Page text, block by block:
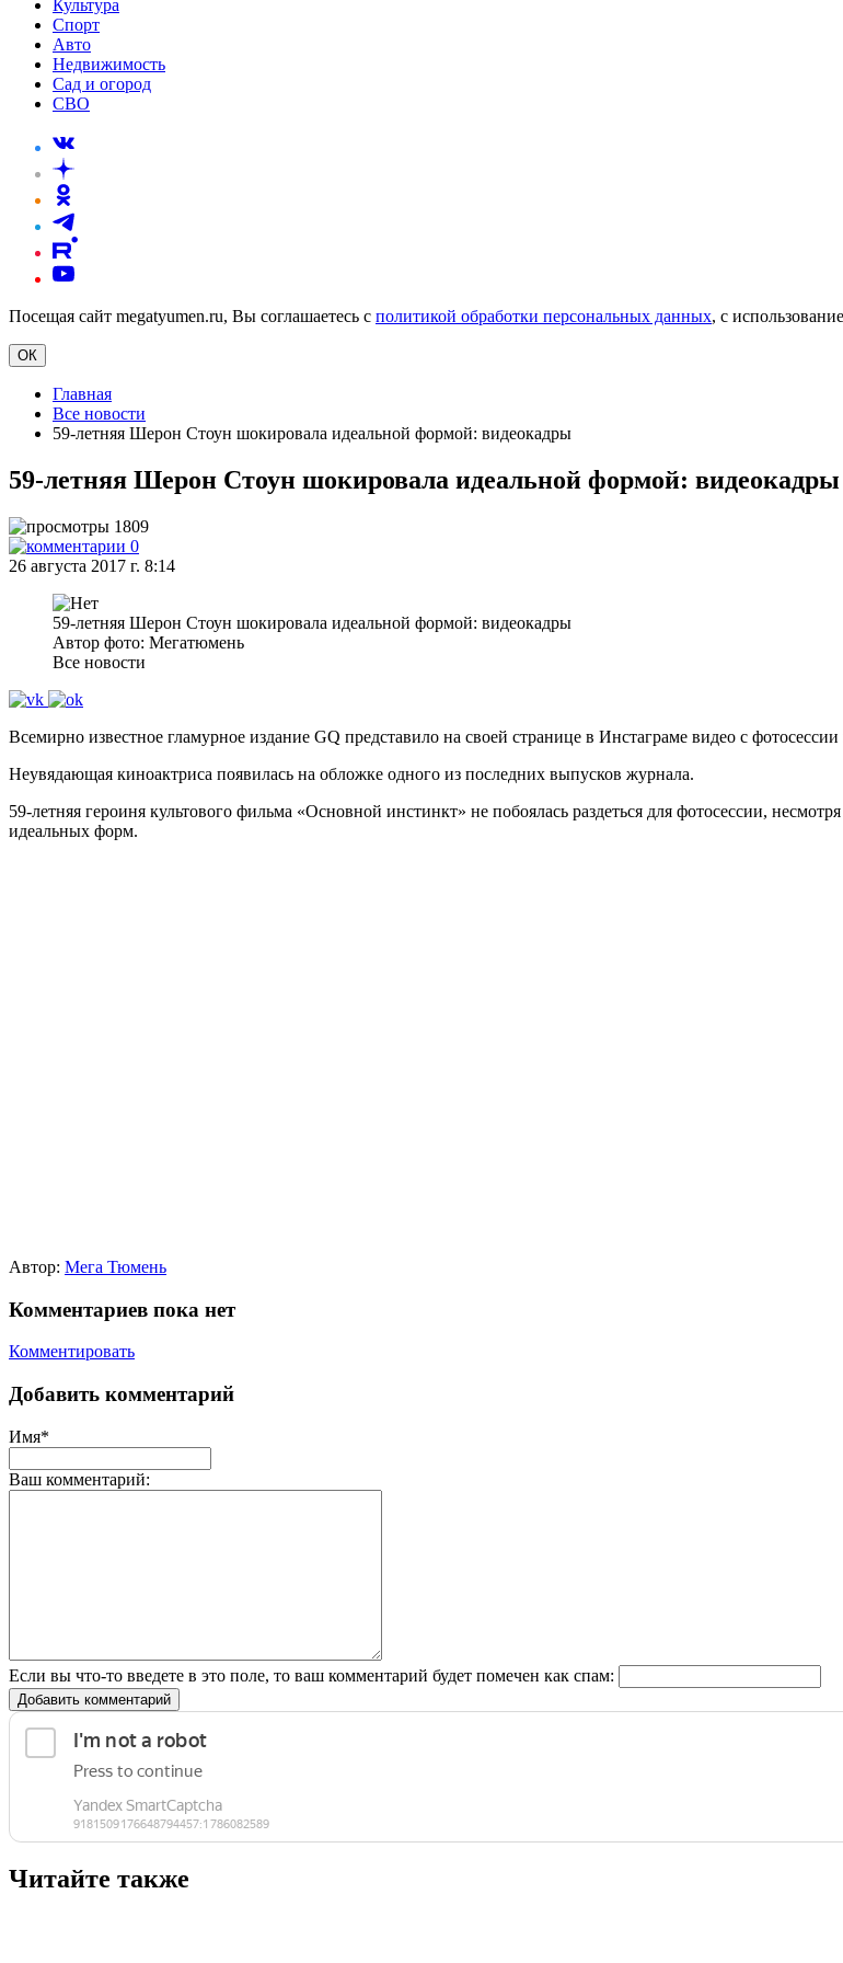
Культура
Спорт
Авто
Недвижимость
Сад и огород
СВО
Посещая сайт megatyumen.ru, Вы соглашаетесь с политикой обработки персональных данных, с
ОК
Главная
Все новости
59-летняя Шерон Стоун шокировала идеальной формой: видеокадры
59-летняя Шерон Стоун шокировала идеальной формой: видеокадры
1809
0
26 августа 2017 г. 8:14
59-летняя Шерон Стоун шокировала идеальной формой: видеокадры
Автор фото: Мегатюмень
Все новости
Всемирно известное гламурное издание GQ представило на своей странице в Инстаграме видео с
Неувядающая киноактриса появилась на обложке одного из последних выпусков журнала.
59-летняя героиня культового фильма «Основной инстинкт» не побоялась раздеться для фотосессии,
идеальных форм.
Автор: Мега Тюмень
Комментариев пока нет
Комментировать
Добавить комментарий
Имя*
Ваш комментарий:
Если вы что-то введете в это поле, то ваш комментарий будет помечен как спам:
Добавить комментарий
Читайте также